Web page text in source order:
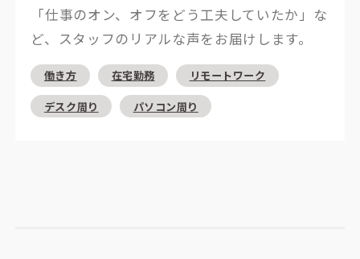
「仕事のオン、オフをどう工夫していたか」な
ど、スタッフのリアルな声をお届けします。
働き方 在宅勤務 リモートワーク
デスク周り パソコン周り